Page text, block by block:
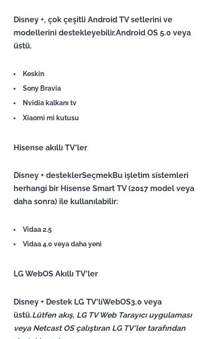
Disney +, çok çeşitli Android TV setlerini ve
modellerini destekleyebilir.Android OS 5.0 veya
üstü.
Keskin
Sony Bravia
Nvidia kalkanı tv
Xiaomi mi kutusu
Hisense akıllı TV'ler
Disney + desteklerSeçmekBu işletim sistemleri
herhangi bir Hisense Smart TV (2017 model veya
daha sonra) ile kullanılabilir:
Vidaa 2.5
Vidaa 4.0 veya daha yeni
LG WebOS Akıllı TV'ler
Disney + Destek LG TV'liWebOS3.0 veya
üstü.Lütfen akış, LG TV Web Tarayıcı uygulaması
veya Netcast OS çalıştıran LG TV'ler tarafından